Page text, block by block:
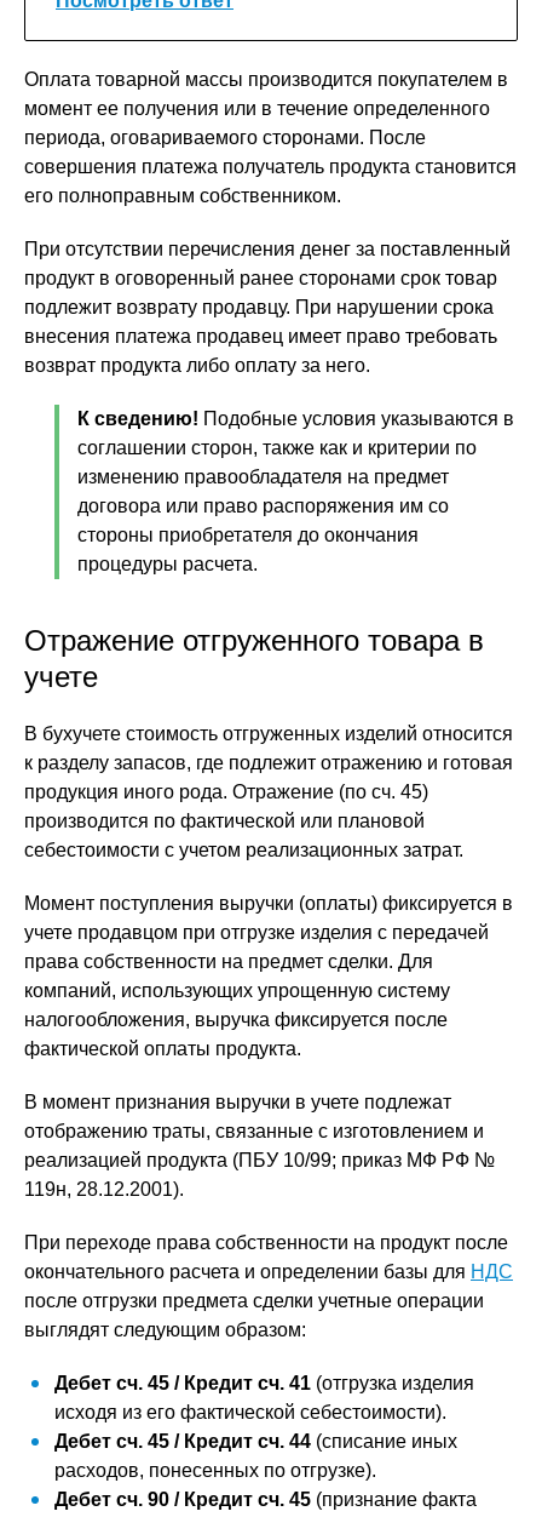
Оплата товарной массы производится покупателем в
момент ее получения или в течение определенного
периода, оговариваемого сторонами. После
совершения платежа получатель продукта становится
его полноправным собственником.
При отсутствии перечисления денег за поставленный
продукт в оговоренный ранее сторонами срок товар
подлежит возврату продавцу. При нарушении срока
внесения платежа продавец имеет право требовать
возврат продукта либо оплату за него.
К сведению! Подобные условия указываются в
соглашении сторон, также как и критерии по
изменению правообладателя на предмет
договора или право распоряжения им со
стороны приобретателя до окончания
процедуры расчета.
Отражение отгруженного товара в
учете
В бухучете стоимость отгруженных изделий относится
к разделу запасов, где подлежит отражению и готовая
продукция иного рода. Отражение (по сч. 45)
производится по фактической или плановой
себестоимости с учетом реализационных затрат.
Момент поступления выручки (оплаты) фиксируется в
учете продавцом при отгрузке изделия с передачей
права собственности на предмет сделки. Для
компаний, использующих упрощенную систему
налогообложения, выручка фиксируется после
фактической оплаты продукта.
В момент признания выручки в учете подлежат
отображению траты, связанные с изготовлением и
реализацией продукта (ПБУ 10/99; приказ МФ РФ №
119н, 28.12.2001).
При переходе права собственности на продукт после
окончательного расчета и определении базы для НДС
после отгрузки предмета сделки учетные операции
выглядят следующим образом:
Дебет сч. 45 / Кредит сч. 41 (отгрузка изделия
исходя из его фактической себестоимости).
Дебет сч. 45 / Кредит сч. 44 (списание иных
расходов, понесенных по отгрузке).
Дебет сч. 90 / Кредит сч. 45 (признание факта